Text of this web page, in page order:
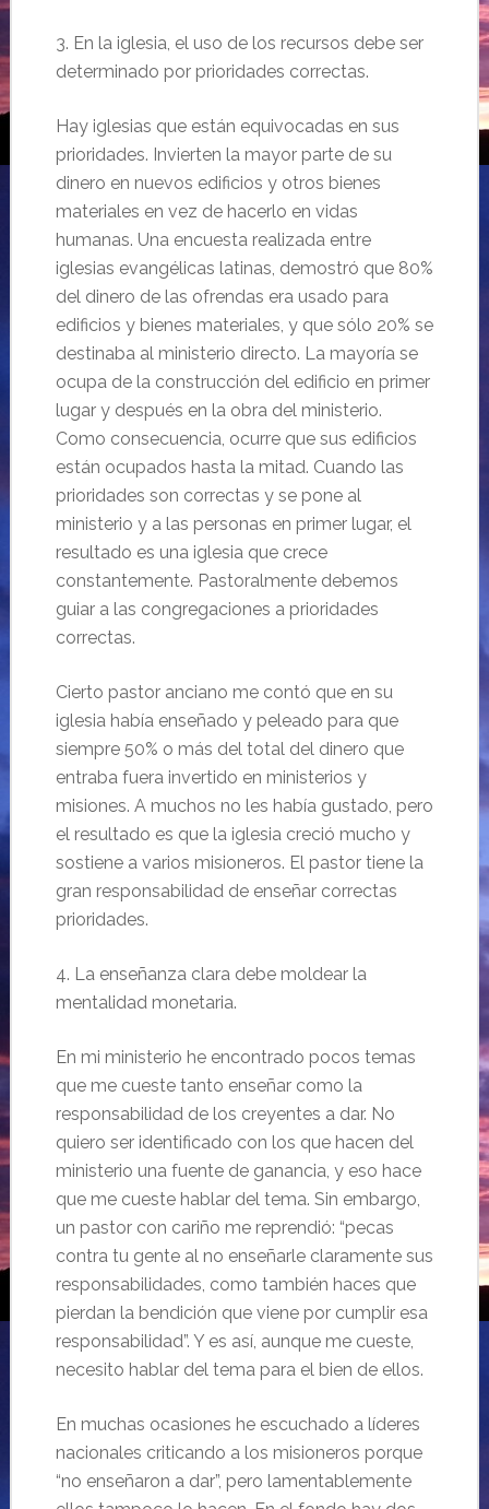
3. En la iglesia, el uso de los recursos debe ser
determinado por prioridades correctas.
Hay iglesias que están equivocadas en sus
prioridades. Invierten la mayor parte de su
dinero en nuevos edificios y otros bienes
materiales en vez de hacerlo en vidas
humanas. Una encuesta realizada entre
iglesias evangélicas latinas, demostró que 80%
del dinero de las ofrendas era usado para
edificios y bienes materiales, y que sólo 20% se
destinaba al ministerio directo. La mayoría se
ocupa de la construcción del edificio en primer
lugar y después en la obra del ministerio.
Como consecuencia, ocurre que sus edificios
están ocupados hasta la mitad. Cuando las
prioridades son correctas y se pone al
ministerio y a las personas en primer lugar, el
resultado es una iglesia que crece
constantemente. Pastoralmente debemos
guiar a las congregaciones a prioridades
correctas.
Cierto pastor anciano me contó que en su
iglesia había enseñado y peleado para que
siempre 50% o más del total del dinero que
entraba fuera invertido en ministerios y
misiones. A muchos no les había gustado, pero
el resultado es que la iglesia creció mucho y
sostiene a varios misioneros. El pastor tiene la
gran responsabilidad de enseñar correctas
prioridades.
4. La enseñanza clara debe moldear la
mentalidad monetaria.
En mi ministerio he encontrado pocos temas
que me cueste tanto enseñar como la
responsabilidad de los creyentes a dar. No
quiero ser identificado con los que hacen del
ministerio una fuente de ganancia, y eso hace
que me cueste hablar del tema. Sin embargo,
un pastor con cariño me reprendió: “pecas
contra tu gente al no enseñarle claramente sus
responsabilidades, como también haces que
pierdan la bendición que viene por cumplir esa
responsabilidad”. Y es así, aunque me cueste,
necesito hablar del tema para el bien de ellos.
En muchas ocasiones he escuchado a líderes
nacionales criticando a los misioneros porque
“no enseñaron a dar”, pero lamentablemente